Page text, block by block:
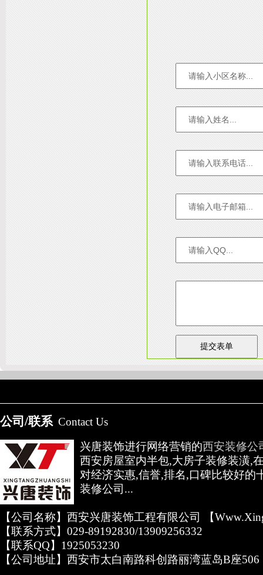
公司/联系 Contact Us
兴唐装饰进行网络营销的西安装修公
西安房屋室内半包,大房子装修装潢,
对经济实惠,信誉,排名,口碑比较好的
装修公司...
【公司名称】西安兴唐装饰工程有限公司 【
【联系方式】029-89192830/13909256332
【联系QQ】1925053230
【公司地址】西安市太白南路科创路丽湾蓝岛B座506